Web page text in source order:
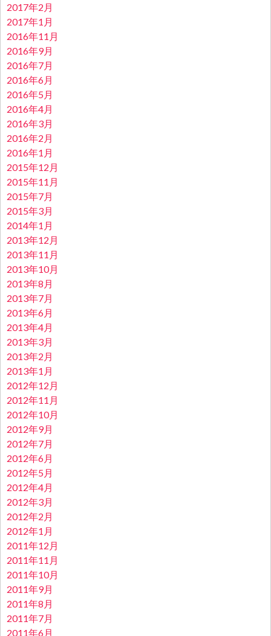
2017年2月
2017年1月
2016年11月
2016年9月
2016年7月
2016年6月
2016年5月
2016年4月
2016年3月
2016年2月
2016年1月
2015年12月
2015年11月
2015年7月
2015年3月
2014年1月
2013年12月
2013年11月
2013年10月
2013年8月
2013年7月
2013年6月
2013年4月
2013年3月
2013年2月
2013年1月
2012年12月
2012年11月
2012年10月
2012年9月
2012年7月
2012年6月
2012年5月
2012年4月
2012年3月
2012年2月
2012年1月
2011年12月
2011年11月
2011年10月
2011年9月
2011年8月
2011年7月
2011年6月